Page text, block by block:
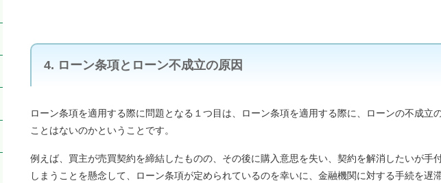
4. ローン条項とローン不成立の原因
ローン条項を適用する際に問題となる１つ目は、ローン条項を適用する際に、ローンの不成立
ことはないのかということです。
例えば、買主が売買契約を締結したものの、その後に購入意思を失い、契約を解消したいが手
しまうことを懸念して、ローン条項が定められているのを幸いに、金融機関に対する手続を遅